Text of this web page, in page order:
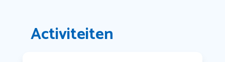
Activiteiten